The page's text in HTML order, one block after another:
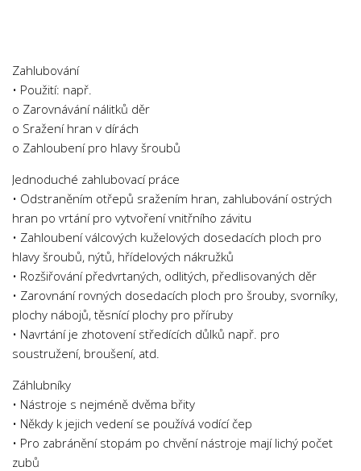
Ekologie
Ekonomie
Fyzika
Jazyky
Management
Marketing
Němčina
Občanská nauka
Pedagogika
Právo
Společenské vědy
Technika
Zahlubování
• Použití: např.
o Zarovnávání nálitků děr
o Sražení hran v dírách
o Zahloubení pro hlavy šroubů
Jednoduché zahlubovací práce
• Odstraněním otřepů sražením hran, zahlubování ostrých
hran po vrtání pro vytvoření vnitřního závitu
• Zahloubení válcových kuželových dosedacích ploch pro
hlavy šroubů, nýtů, hřídelových nákružků
• Rozšiřování předvrtaných, odlitých, předlisovaných děr
• Zarovnání rovných dosedacích ploch pro šrouby, svorníky,
plochy nábojů, těsnící plochy pro příruby
• Navrtání je zhotovení středících důlků např. pro
soustružení, broušení, atd.
Záhlubníky
• Nástroje s nejméně dvěma břity
• Někdy k jejich vedení se používá vodící čep
• Pro zabránění stopám po chvění nástroje mají lichý počet
zubů